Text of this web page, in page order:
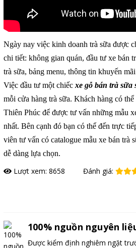
Ngày nay việc kinh doanh trà sữa được
chi tiết: không gian quán, đầu tư xe bán
trà sữa, bảng menu, thông tin khuyến
Việc đầu tư một chiếc xe gỗ bán trà sữa
mỗi cửa hàng trà sữa. Khách hàng có
Thiên Phúc để được tư vấn những mẫu
nhất. Bên cạnh đó bạn có thể đến trực
viên tư vấn có catalogue mẫu xe bán trà
dễ dàng lựa chọn.
Lượt xem: 8658 Đánh giá:
100% nguồn nguyên
Được kiểm định nghiêm ngặt